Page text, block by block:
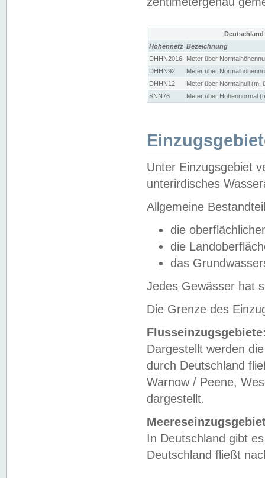
Höhennetz Bezeichnung
DHHN2016
Meter über
DHHN92
Meter über
DHHN12
Meter über Normalnull (m.
SNN76
Meter über Höhennormal
Unter Einzugsgebiet
unterirdisches
Allgemeine
die
die
das
Jedes Gewässer hat
Die Grenze des
Dargestellt werden
durch Deutschland
Warnow / Peene,
dargestellt.
In Deutschland gibt
Deutschland fließt